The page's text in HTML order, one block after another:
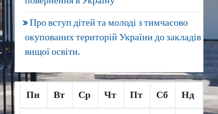
Про вступ дітей та молоді з тимчасово
окупованих територій України до закладів
вищої освіти.
Пн Вт Ср Чт Пт Сб Нд